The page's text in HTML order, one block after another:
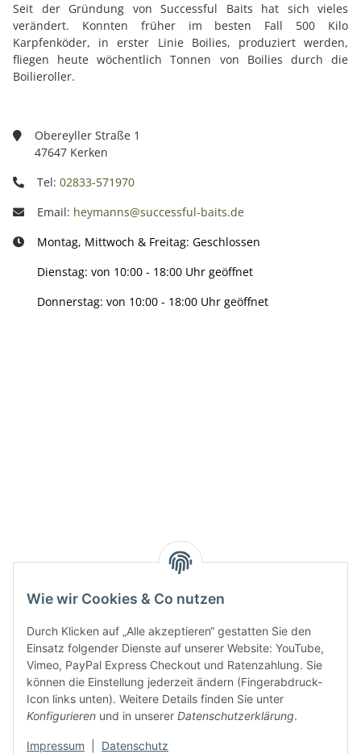
Wie wir Cookies & Co nutzen
Durch Klicken auf „Alle akzeptieren“ gestatten Sie den
Einsatz folgender Dienste auf unserer Website: YouTube,
Vimeo, PayPal Express Checkout und Ratenzahlung. Sie
können die Einstellung jederzeit ändern (Fingerabdruck-
Icon links unten). Weitere Details finden Sie unter
Konfigurieren und in unserer Datenschutzerklärung.
Impressum Datenschutz
Seit der Gründung von Successful Baits hat sich vieles
verändert. Konnten früher im besten Fall 500 Kilo
Karpfenköder, in erster Linie Boilies, produziert werden,
fliegen heute wöchentlich Tonnen von Boilies durch die
Boilieroller.
Obereyller Straße 1
47647 Kerken
Tel: 02833-571970
Email: heymanns@successful-baits.de
Montag, Mittwoch & Freitag: Geschlossen
Dienstag: von 10:00 - 18:00 Uhr geöffnet
Donnerstag: von 10:00 - 18:00 Uhr geöffnet
Gesetzliche Informationen